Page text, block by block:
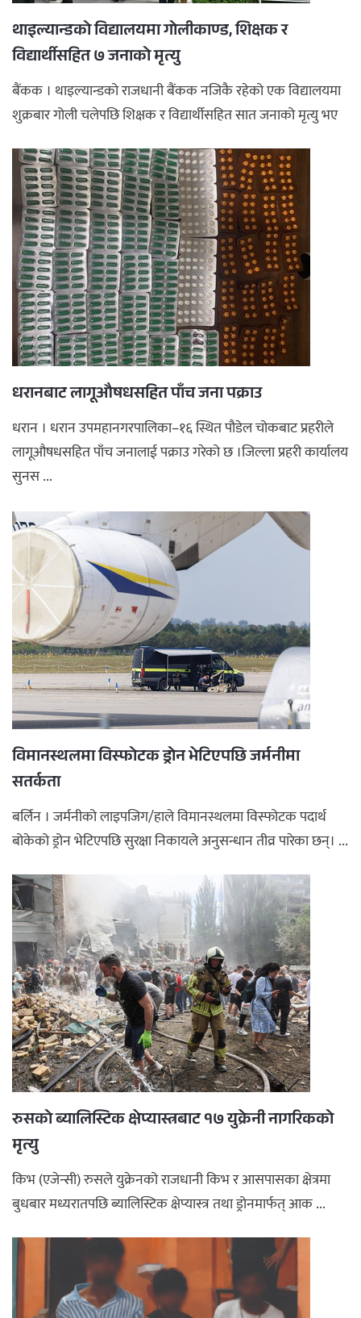
थाइल्यान्डको विद्यालयमा गोलीकाण्ड, शिक्षक र
विद्यार्थीसहित ७ जनाको मृत्यु
बैंकक । थाइल्यान्डको राजधानी बैंकक नजिकै रहेको एक विद्यालयमा
शुक्रबार गोली चलेपछि शिक्षक र विद्यार्थीसहित सात जनाको मृत्यु भए
धरानबाट लागूऔषधसहित पाँच जना पक्राउ
धरान । धरान उपमहानगरपालिका–१६ स्थित पौडेल चोकबाट प्रहरीले
लागूऔषधसहित पाँच जनालाई पक्राउ गरेको छ ।जिल्ला प्रहरी कार्यालय
सुनस ...
विमानस्थलमा विस्फोटक ड्रोन भेटिएपछि जर्मनीमा
सतर्कता
बर्लिन । जर्मनीको लाइपजिग/हाले विमानस्थलमा विस्फोटक पदार्थ
बोकेको ड्रोन भेटिएपछि सुरक्षा निकायले अनुसन्धान तीव्र पारेका छन्। ...
रुसको ब्यालिस्टिक क्षेप्यास्त्रबाट १७ युक्रेनी नागरिकको
मृत्यु
किभ (एजेन्सी) रुसले युक्रेनको राजधानी किभ र आसपासका क्षेत्रमा
बुधबार मध्यरातपछि ब्यालिस्टिक क्षेप्यास्त्र तथा ड्रोनमार्फत् आक ...